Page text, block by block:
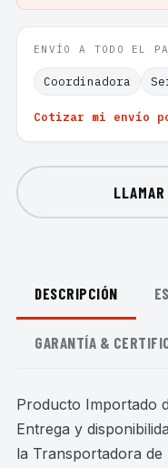
ENVÍO A TODO EL
Coordinadora
Cotizar mi envío
LLAMAR
DESCRIPCIÓN
GARANTÍA &
Producto Importado
Entrega y
la Transportadora